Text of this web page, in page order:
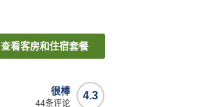
查看客房和住宿套餐
4.3
很棒
44条评论